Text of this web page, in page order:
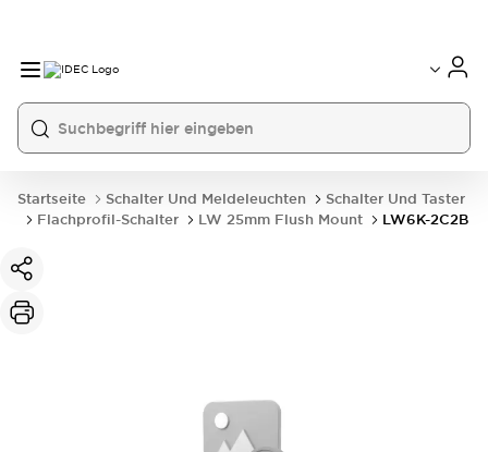
Startseite Schalter Und Meldeleuchten
Schalter Und Taster
Flachprofil-Schalter
LW 25mm Flush Mount LW6K-2C2B